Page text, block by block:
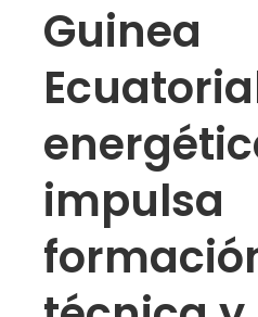
Guinea
impulsa